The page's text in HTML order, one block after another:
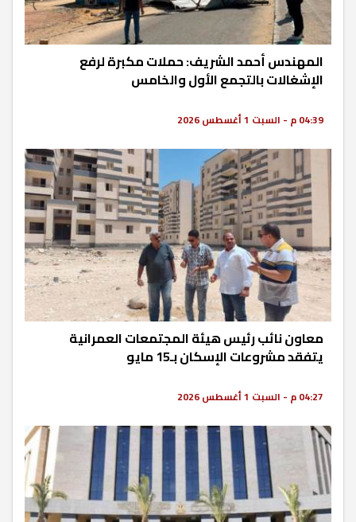
المهندس أحمد الشريف: حملات مكبرة لرفع
الإشغالات بالتجمع الأول والخامس
04:39 م - السبت 1 أغسطس 2026
معاون نائب رئيس هيئة المجتمعات العمرانية
يتفقد مشروعات الإسكان بـ15 مايو
04:27 م - السبت 1 أغسطس 2026